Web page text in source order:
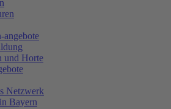
angebote
und Horte
Netzwerk
Bayern